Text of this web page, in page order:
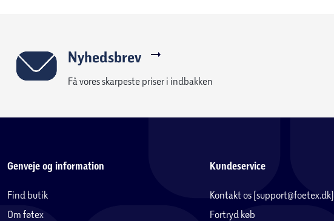
Nyhedsbrev
Få vores skarpeste priser i indbakken
Genveje og information
Find butik
Om føtex
Kundeservice
Kontakt os (support@foetex.dk)
Fortryd køb